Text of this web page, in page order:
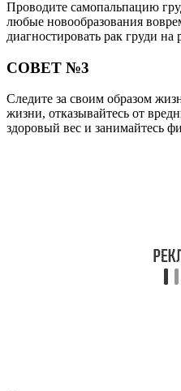
Проводите самопальпацию
любые новообразования
диагностировать рак груди на
СОВЕТ №3
Следите за своим образом
жизни, отказывайтесь от
здоровый вес и занимайтесь